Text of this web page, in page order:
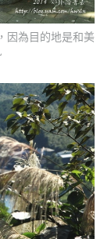
因為目的地是和美